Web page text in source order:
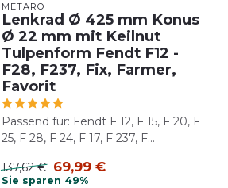
METARO
Lenkrad Ø 425 mm Konus
Ø 22 mm mit Keilnut
Tulpenform Fendt F12 -
F28, F237, Fix, Farmer,
Favorit
Passend für: Fendt F 12, F 15, F 20, F
25, F 28, F 24, F 17, F 237, F...
137,62 € 69,99 €
Sie sparen 49%